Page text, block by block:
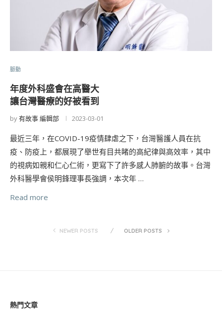
脈動
年度外科盛會在高醫大
讓台灣醫療的好被看到
by有故事 編輯部 2023-03-01
最近三年，在COVID-19疫情肆虐之下，台灣醫護人員在抗
疫、防疫上，都展現了舉世有目共睹的高紀律與高效率，其中
的視病如親和仁心仁術，更寫下了許多感人肺腑的故事。台灣
外科醫學會侯明鋒理事長強調，本次年 …
Read more
NEWER POSTS OLDER POSTS
熱門文章